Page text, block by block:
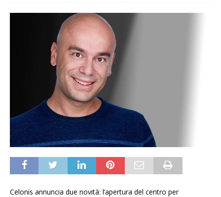
Celonis annuncia due novità: l’apertura del centro per